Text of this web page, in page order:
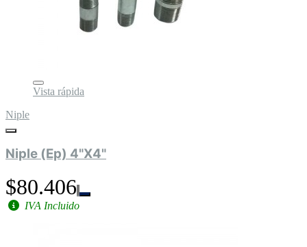
Vista rápida
Niple
Niple (Ep) 4"X4"
$80.406
IVA Incluido